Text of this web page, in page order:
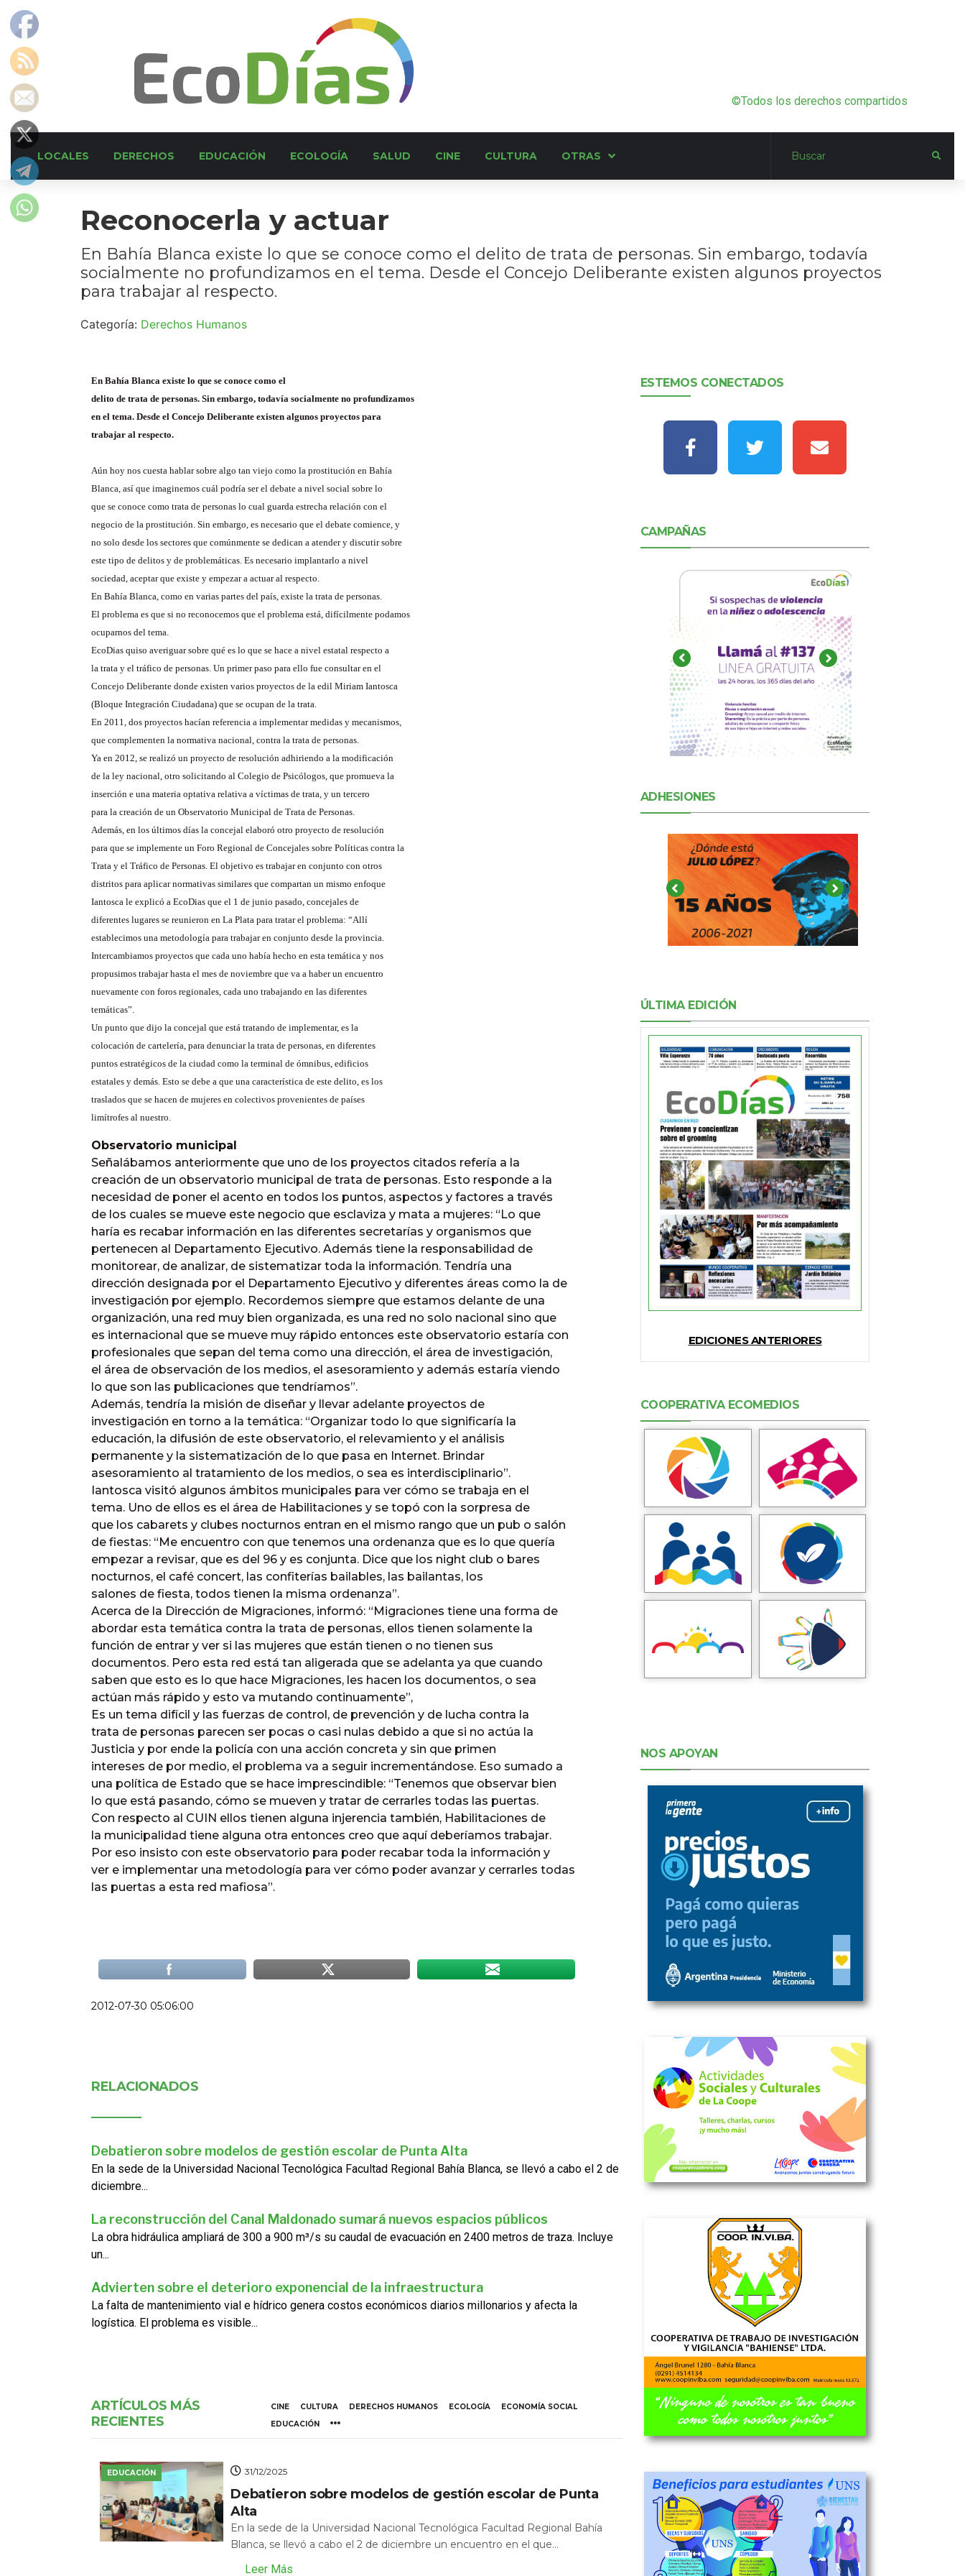
©Todos los derechos compartidos
LOCALES DERECHOS EDUCACIÓN ECOLOGÍA SALUD CINE CULTURA OTRAS
Reconocerla y actuar
En Bahía Blanca existe lo que se conoce como el delito de trata de personas. Sin embargo, todavía
socialmente no profundizamos en el tema. Desde el Concejo Deliberante existen algunos proyectos
para trabajar al respecto.
Categoría: Derechos Humanos
En Bahía Blanca existe lo que se conoce como el
delito de trata de personas. Sin embargo, todavía socialmente no profundizamos
en el tema. Desde el Concejo Deliberante existen algunos proyectos para
trabajar al respecto.
Aún hoy nos cuesta hablar sobre algo tan viejo como la prostitución en Bahía
Blanca, así que imaginemos cuál podría ser el debate a nivel social sobre lo
que se conoce como trata de personas lo cual guarda estrecha relación con el
negocio de la prostitución. Sin embargo, es necesario que el debate comience, y
no solo desde los sectores que comúnmente se dedican a atender y discutir sobre
este tipo de delitos y de problemáticas. Es necesario implantarlo a nivel
sociedad, aceptar que existe y empezar a actuar al respecto.
En Bahía Blanca, como en varias partes del país, existe la trata de personas.
El problema es que si no reconocemos que el problema está, difícilmente podamos
ocuparnos del tema.
EcoDias quiso averiguar sobre qué es lo que se hace a nivel estatal respecto a
la trata y el tráfico de personas. Un primer paso para ello fue consultar en el
Concejo Deliberante donde existen varios proyectos de la edil Miriam Iantosca
(Bloque Integración Ciudadana) que se ocupan de la trata.
En 2011, dos proyectos hacían referencia a implementar medidas y mecanismos,
que complementen la normativa nacional, contra la trata de personas.
Ya en 2012, se realizó un proyecto de resolución adhiriendo a la modificación
de la ley nacional, otro solicitando al Colegio de Psicólogos, que promueva la
inserción e una materia optativa relativa a víctimas de trata, y un tercero
para la creación de un Observatorio Municipal de Trata de Personas.
Además, en los últimos días la concejal elaboró otro proyecto de resolución
para que se implemente un Foro Regional de Concejales sobre Políticas contra la
Trata y el Tráfico de Personas. El objetivo es trabajar en conjunto con otros
distritos para aplicar normativas similares que compartan un mismo enfoque
Iantosca le explicó a EcoDias que el 1 de junio pasado, concejales de
diferentes lugares se reunieron en La Plata para tratar el problema: “Allí
establecimos una metodología para trabajar en conjunto desde la provincia.
Intercambiamos proyectos que cada uno había hecho en esta temática y nos
propusimos trabajar hasta el mes de noviembre que va a haber un encuentro
nuevamente con foros regionales, cada uno trabajando en las diferentes
temáticas”.
Un punto que dijo la concejal que está tratando de implementar, es la
colocación de cartelería, para denunciar la trata de personas, en diferentes
puntos estratégicos de la ciudad como la terminal de ómnibus, edificios
estatales y demás. Esto se debe a que una característica de este delito, es los
traslados que se hacen de mujeres en colectivos provenientes de países
limítrofes al nuestro.
Observatorio municipal
Señalábamos anteriormente que uno de los proyectos citados refería a la
creación de un observatorio municipal de trata de personas. Esto responde a la
necesidad de poner el acento en todos los puntos, aspectos y factores a través
de los cuales se mueve este negocio que esclaviza y mata a mujeres: “Lo que
haría es recabar información en las diferentes secretarías y organismos que
pertenecen al Departamento Ejecutivo. Además tiene la responsabilidad de
monitorear, de analizar, de sistematizar toda la información. Tendría una
dirección designada por el Departamento Ejecutivo y diferentes áreas como la de
investigación por ejemplo. Recordemos siempre que estamos delante de una
organización, una red muy bien organizada, es una red no solo nacional sino que
es internacional que se mueve muy rápido entonces este observatorio estaría con
profesionales que sepan del tema como una dirección, el área de investigación,
el área de observación de los medios, el asesoramiento y además estaría viendo
lo que son las publicaciones que tendríamos”.
Además, tendría la misión de diseñar y llevar adelante proyectos de
investigación en torno a la temática: “Organizar todo lo que significaría la
educación, la difusión de este observatorio, el relevamiento y el análisis
permanente y la sistematización de lo que pasa en Internet. Brindar
asesoramiento al tratamiento de los medios, o sea es interdisciplinario”.
Iantosca visitó algunos ámbitos municipales para ver cómo se trabaja en el
tema. Uno de ellos es el área de Habilitaciones y se topó con la sorpresa de
que los cabarets y clubes nocturnos entran en el mismo rango que un pub o salón
de fiestas: “Me encuentro con que tenemos una ordenanza que es lo que quería
empezar a revisar, que es del 96 y es conjunta. Dice que los night club o bares
nocturnos, el café concert, las confiterías bailables, las bailantas, los
salones de fiesta, todos tienen la misma ordenanza”.
Acerca de la Dirección de Migraciones, informó: “Migraciones tiene una forma de
abordar esta temática contra la trata de personas, ellos tienen solamente la
función de entrar y ver si las mujeres que están tienen o no tienen sus
documentos. Pero esta red está tan aligerada que se adelanta ya que cuando
saben que esto es lo que hace Migraciones, les hacen los documentos, o sea
actúan más rápido y esto va mutando continuamente”,
Es un tema difícil y las fuerzas de control, de prevención y de lucha contra la
trata de personas parecen ser pocas o casi nulas debido a que si no actúa la
Justicia y por ende la policía con una acción concreta y sin que primen
intereses de por medio, el problema va a seguir incrementándose. Eso sumado a
una política de Estado que se hace imprescindible: “Tenemos que observar bien
lo que está pasando, cómo se mueven y tratar de cerrarles todas las puertas.
Con respecto al CUIN ellos tienen alguna injerencia también, Habilitaciones de
la municipalidad tiene alguna otra entonces creo que aquí deberíamos trabajar.
Por eso insisto con este observatorio para poder recabar toda la información y
ver e implementar una metodología para ver cómo poder avanzar y cerrarles todas
las puertas a esta red mafiosa”.
2012-07-30 05:06:00
RELACIONADOS
Debatieron sobre modelos de gestión escolar de Punta Alta
En la sede de la Universidad Nacional Tecnológica Facultad Regional Bahía Blanca, se llevó a cabo el 2 de
diciembre...
La reconstrucción del Canal Maldonado sumará nuevos espacios públicos
La obra hidráulica ampliará de 300 a 900 m³/s su caudal de evacuación en 2400 metros de traza. Incluye
un...
Advierten sobre el deterioro exponencial de la infraestructura
La falta de mantenimiento vial e hídrico genera costos económicos diarios millonarios y afecta la
logística. El problema es visible...
ARTÍCULOS MÁS
RECIENTES
CINE CULTURA DERECHOS HUMANOS ECOLOGÍA
ECONOMÍA SOCIAL
EDUCACIÓN
EDUCACIÓN 31/12/2025
Debatieron sobre modelos de gestión escolar de Punta
Alta
En la sede de la Universidad Nacional Tecnológica Facultad Regional Bahía
Blanca, se llevó a cabo el 2 de diciembre un encuentro en el que...
Leer Más
ESTEMOS CONECTADOS
CAMPAÑAS
ADHESIONES
ÚLTIMA EDICIÓN
EDICIONES ANTERIORES
COOPERATIVA ECOMEDIOS
NOS APOYAN